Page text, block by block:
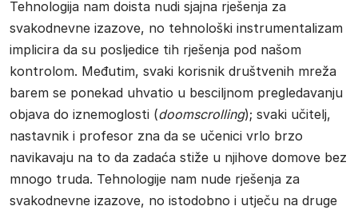
Tehnologija nam doista nudi sjajna rješenja za
svakodnevne izazove, no tehnološki instrumentalizam
implicira da su posljedice tih rješenja pod našom
kontrolom. Međutim, svaki korisnik društvenih mreža
barem se ponekad uhvatio u besciljnom pregledavanju
objava do iznemoglosti (doomscrolling); svaki učitelj,
nastavnik i profesor zna da se učenici vrlo brzo
navikavaju na to da zadaća stiže u njihove domove bez
mnogo truda. Tehnologije nam nude rješenja za
svakodnevne izazove, no istodobno i utječu na druge